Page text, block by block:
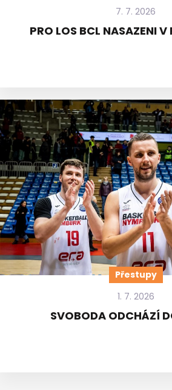
7. 7. 2026
PRO LOS BCL NASAZENI
Přestupy
1. 7. 2026
SVOBODA ODCHÁZÍ